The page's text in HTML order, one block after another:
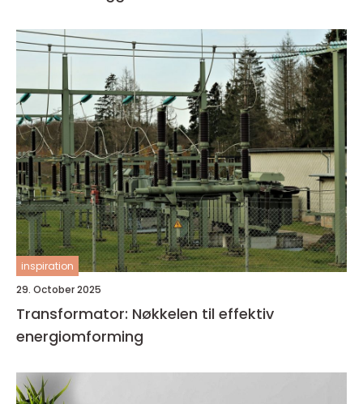
inspiration
29. October 2025
Transformator: Nøkkelen til effektiv
energiomforming